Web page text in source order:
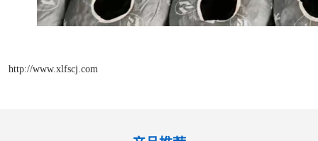
http://www.xlfscj.com